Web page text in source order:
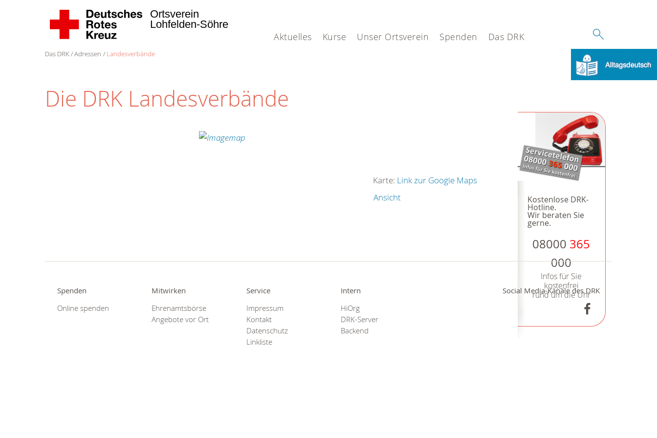
Aktuelles Kurse Unser Ortsverein Spenden Das DRK
Ortsverein
Lohfelden-Söhre
Das DRK Adressen Landesverbände
Die DRK Landesverbände
Kostenlose DRK-
Hotline.
Wir beraten Sie
gerne.
08000 365
000
Infos für Sie
kostenfrei
rund um die Uhr
Karte: Link zur Google Maps
Ansicht
Spenden
Online spenden
Mitwirken
Ehrenamtsbörse
Angebote vor Ort
Service
Impressum
Kontakt
Datenschutz
Linkliste
Intern
HiOrg
DRK-Server
Backend
Social Media-Kanäle des DRK